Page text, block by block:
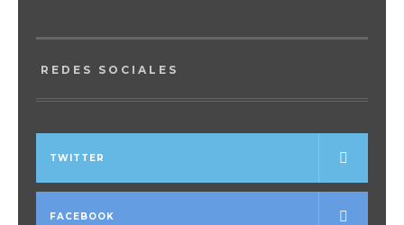
REDES SOCIALES
TWITTER
FACEBOOK